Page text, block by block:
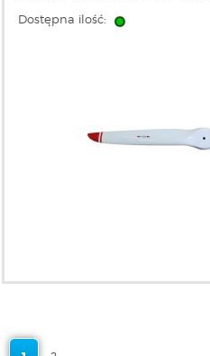
Dostępna ilość: